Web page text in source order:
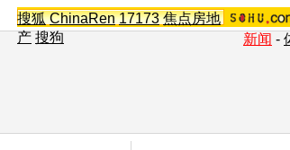
搜狐 ChinaRen 17173 焦点房地
产 搜狗 新闻 -